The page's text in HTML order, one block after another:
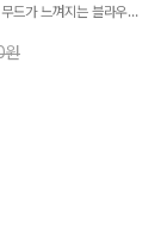
드가 느껴지는 블라우
좋은 아이템이랍니다